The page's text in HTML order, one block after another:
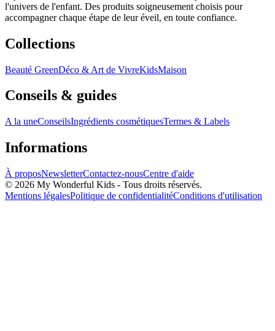
l'univers de l'enfant. Des produits soigneusement choisis pour
accompagner chaque étape de leur éveil, en toute confiance.
Collections
Beauté GreenDéco & Art de VivreKidsMaison
Conseils & guides
A la uneConseilsIngrédients cosmétiquesTermes & Labels
Informations
À proposNewsletterContactez-nousCentre d'aide
© 2026 My Wonderful Kids - Tous droits réservés.
Mentions légalesPolitique de confidentialitéConditions d'utilisation